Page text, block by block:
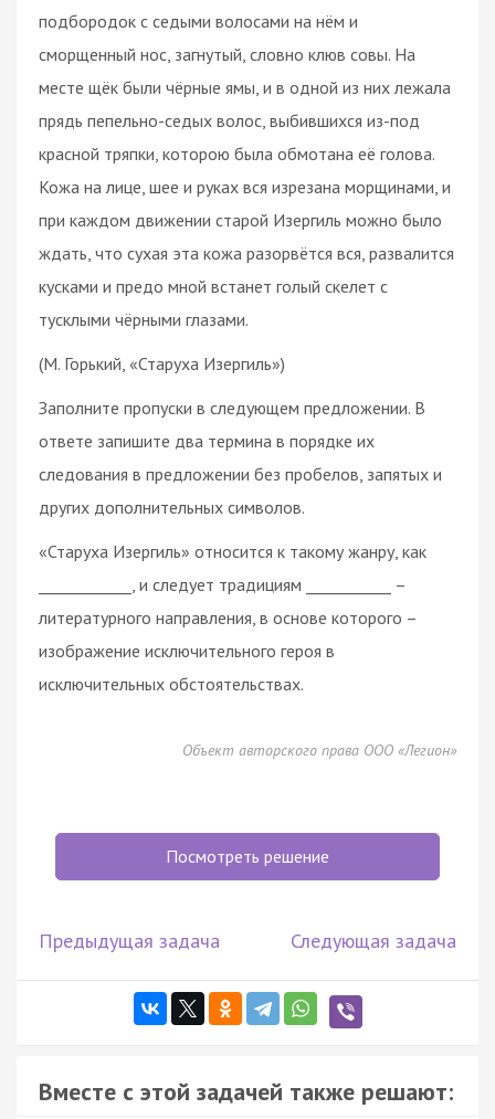
подбородок с седыми волосами на нём и
сморщенный нос, загнутый, словно клюв совы. На
месте щёк были чёрные ямы, и в одной из них лежала
прядь пепельно-седых волос, выбившихся из-под
красной тряпки, которою была обмотана её голова.
Кожа на лице, шее и руках вся изрезана морщинами, и
при каждом движении старой Изергиль можно было
ждать, что сухая эта кожа разорвётся вся, развалится
кусками и предо мной встанет голый скелет с
тусклыми чёрными глазами.
(М. Горький, «Старуха Изергиль»)
Заполните пропуски в следующем предложении. В
ответе запишите два термина в порядке их
следования в предложении без пробелов, запятых и
других дополнительных символов.
«Старуха Изергиль» относится к такому жанру, как
____________, и следует традициям ___________ –
литературного направления, в основе которого –
изображение исключительного героя в
исключительных обстоятельствах.
Объект авторского права ООО «Легион»
Посмотреть решение
Предыдущая задача Следующая задача
Вместе с этой задачей также решают: